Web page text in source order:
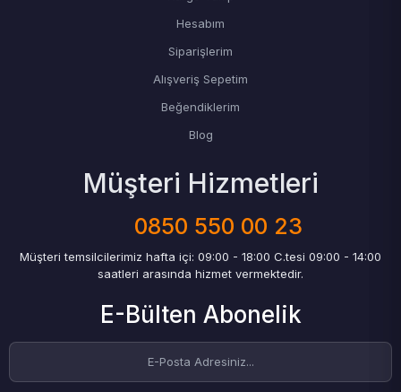
Hesabım
Siparişlerim
Alışveriş Sepetim
Beğendiklerim
Blog
Müşteri Hizmetleri
0850 550 00 23
Müşteri temsilcilerimiz hafta içi: 09:00 - 18:00 C.tesi 09:00 - 14:00
saatleri arasında hizmet vermektedir.
E-Bülten Abonelik